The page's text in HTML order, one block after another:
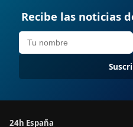
Recibe las noticias
24h España